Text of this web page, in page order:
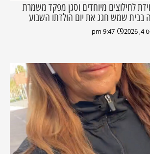
לחילוצים מיוחדים וסגן מפקד משמרת
בבית שמש חגג את יום הולדתו השבוע
9:47 pm